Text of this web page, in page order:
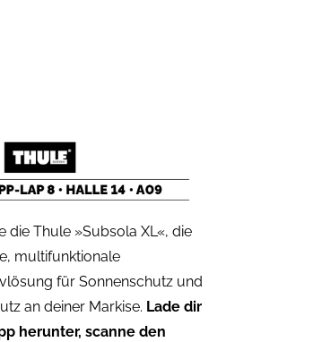
die Thule »Subsola XL«, die
multifunktionale
für Sonnenschutz und
an deiner Markise. Lade dir
herunter, scanne den